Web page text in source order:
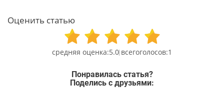
Оценить статью
5.0 1
Понравилась статья?
Поделись с друзьями: